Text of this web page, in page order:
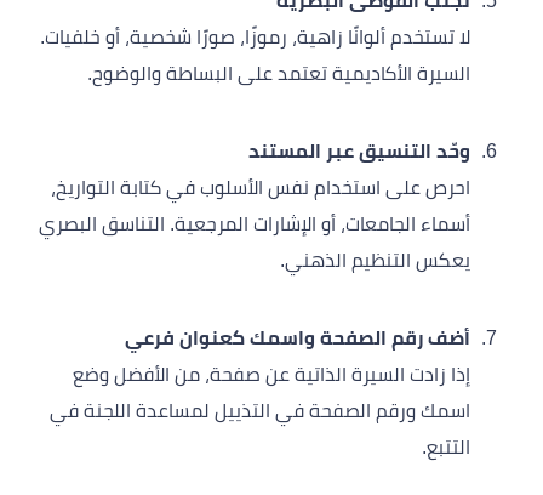
لا تستخدم ألوانًا زاهية، رموزًا، صورًا شخصية، أو خلفيات.
السيرة الأكاديمية تعتمد على البساطة والوضوح.
وحّد التنسيق عبر المستند
احرص على استخدام نفس الأسلوب في كتابة التواريخ،
أسماء الجامعات، أو الإشارات المرجعية. التناسق البصري
يعكس التنظيم الذهني.
أضف رقم الصفحة واسمك كعنوان فرعي
إذا زادت السيرة الذاتية عن صفحة، من الأفضل وضع
اسمك ورقم الصفحة في التذييل لمساعدة اللجنة في
التتبع.